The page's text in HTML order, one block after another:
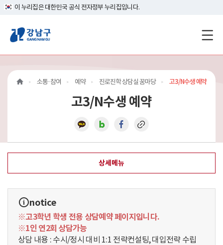
이 누리집은 대한민국 공식 전자정부 누리집입니다.
강
남
구
지
메
인
이
동
소통·참여 예약 진로진학 상담실 꿈마당 고3/N수생 예약
고3/N수생 예약
상세메뉴
notice
※고3학년 학생 전용 상담예약 페이지입니다.
※1인 연2회 상담가능
상담 내용 : 수시/정시 대비 1:1 전략컨설팅, 대입전략 수립